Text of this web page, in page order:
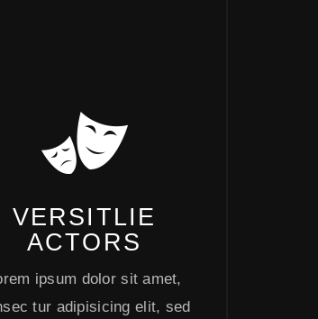
VERSITLIE
ACTORS
ipsum dolor sit amet,
tur adipisicing elit, sed